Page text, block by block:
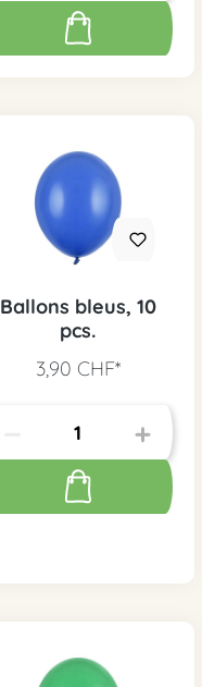
Ballons bleus, 10
pcs.
3,90 CHF*